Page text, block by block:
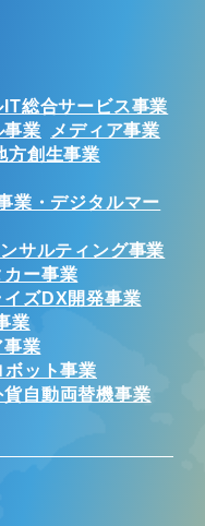
総合サービス事業
業
メディア事業
方創生事業
業・デジタルマー
サルティング事業
カー事業
ズDX開発事業
業
業
ボット事業
貨自動両替機事業